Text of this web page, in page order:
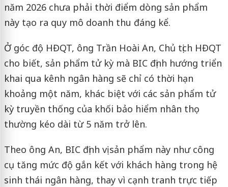
năm 2026 chưa phải thời điểm dòng sản phẩm
này tạo ra quy mô doanh thu đáng kể.
Ở góc độ HĐQT, ông Trần Hoài An, Chủ tịch HĐQT
cho biết, sản phẩm tử kỳ mà BIC định hướng triển
khai qua kênh ngân hàng sẽ chỉ có thời hạn
khoảng một năm, khác biệt với các sản phẩm tử
kỳ truyền thống của khối bảo hiểm nhân thọ
thường kéo dài từ 5 năm trở lên.
Theo ông An, BIC định vị sản phẩm này như công
cụ tăng mức độ gắn kết với khách hàng trong hệ
sinh thái ngân hàng, thay vì cạnh tranh trực tiếp